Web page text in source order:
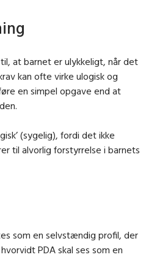
at barnet er ulykkeligt, når det
kan ofte virke ulogisk og
en simpel opgave end at
(sygelig), fordi det ikke
til alvorlig forstyrrelse i barnets
som en selvstændig profil, der
PDA skal ses som en